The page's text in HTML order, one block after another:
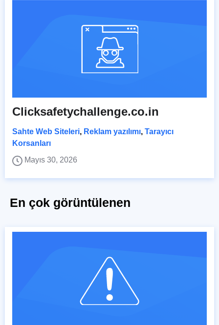
Clicksafetychallenge.co.in
Sahte Web Siteleri, Reklam yazılımı, Tarayıcı
Korsanları
Mayıs 30, 2026
En çok görüntülenen